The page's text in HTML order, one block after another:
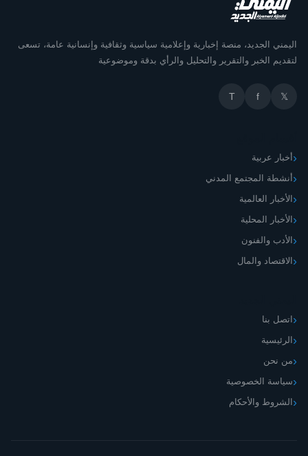
اليمني الجديد، منصة إخبارية وإعلامية سياسية وثقافية وإنسانية عامة، تسعى
لتقديم الخبر والتقرير والتحليل والرأي بدقة وموضوعية
𝕏
f
T
أخبار عربية
أنشطة المجتمع المدني
الأخبار العالمية
الأخبار المحلية
الأدب والفنون
الاقتصاد والمال
اتصل بنا
الرئيسية
من نحن
سياسة الخصوصية
الشروط والأحكام